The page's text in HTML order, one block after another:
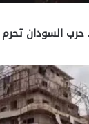
السودان